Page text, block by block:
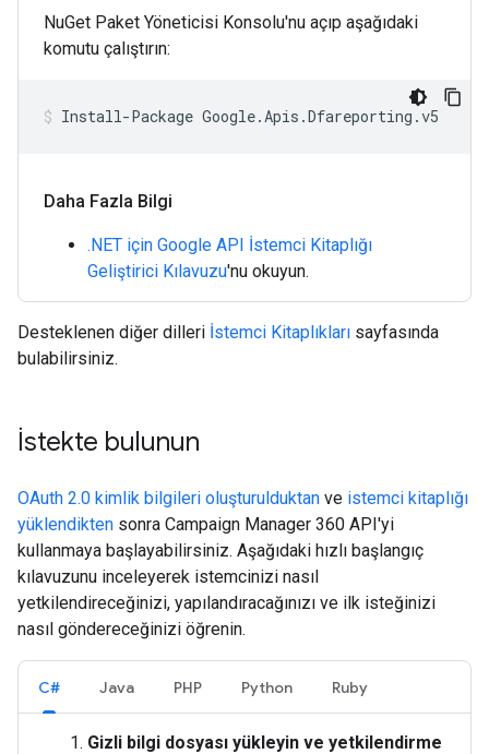
NuGet Paket Yöneticisi Konsolu'nu açıp aşağıdaki
komutu çalıştırın:
Daha Fazla Bilgi
.NET için Google API İstemci Kitaplığı
Geliştirici Kılavuzu'nu okuyun.
Desteklenen diğer dilleri İstemci Kitaplıkları sayfasında
bulabilirsiniz.
İstekte bulunun
OAuth 2.0 kimlik bilgileri oluşturulduktan ve istemci kitaplığı
yüklendikten sonra Campaign Manager 360 API'yi
kullanmaya başlayabilirsiniz. Aşağıdaki hızlı başlangıç
kılavuzunu inceleyerek istemcinizi nasıl
yetkilendireceğinizi, yapılandıracağınızı ve ilk isteğinizi
nasıl göndereceğinizi öğrenin.
C# Java PHP Python Ruby
Gizli bilgi dosyası yükleyin ve yetkilendirme